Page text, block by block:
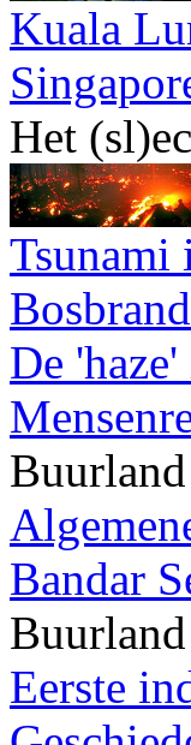
Kuala
Het
Tsunami
De
Bandar
Eerste